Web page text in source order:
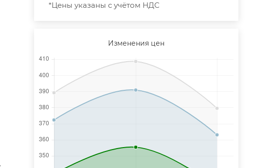
*Цены указаны с учётом НДС
Изменения цен